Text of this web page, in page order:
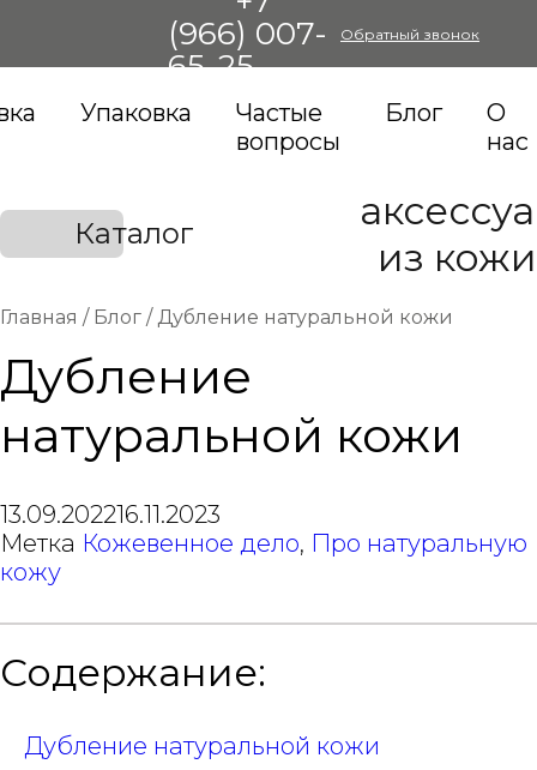
(966) 007-
65-25
Обратный звонок
Упаковка
Частые
вопросы
Блог
О
нас
Каталог
из кожи
Главная / Блог /Дубление натуральной кожи
Дубление
натуральной кожи
13.09.202216.11.2023
Метка Кожевенное дело, Про натуральную
кожу
Содержание:
Дубление натуральной кожи